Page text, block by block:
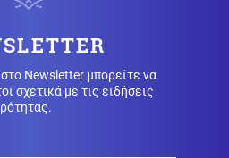
για την έξαρση του ιού του
09.08.2026 - 09:25
του Ορμούζ: Η συμφωνία με το Ομάν
η Τεχεράνη
Newsletter μπορείτε να
σχετικά με τις ειδήσεις